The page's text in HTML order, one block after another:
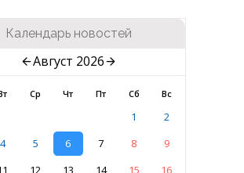
Календарь новостей
Август 2026
Ср Чт Пт Сб Вс
1
2
4 5 6 7 8
9
12 13 14 15 16